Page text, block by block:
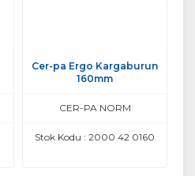
Cer-pa Ergo Kargaburun
160mm
CER-PA NORM
Stok Kodu : 2000 42 0160